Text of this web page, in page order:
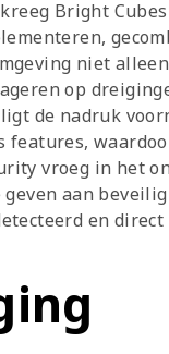
Bright Cubes
niet
op
de nadruk
features,
vroeg in het
aan
en